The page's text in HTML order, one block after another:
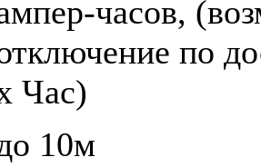
часов,
по
Час)
10м